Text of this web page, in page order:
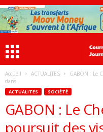
Accueil ACTUALITES
GABON : Le
dans...
ACTUALITES SOCIÉTÉ
GABON : Le
poursuit des